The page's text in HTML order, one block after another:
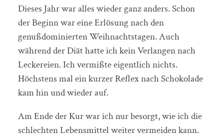
Dieses Jahr war alles wieder ganz anders. Schon
der Beginn war eine Erlösung nach den
genußdominierten Weihnachtstagen. Auch
während der Diät hatte ich kein Verlangen nach
Leckereien. Ich vermißte eigentlich nichts.
Höchstens mal ein kurzer Reflex nach Schokolade
kam hin und wieder auf.
Am Ende der Kur war ich nur besorgt, wie ich die
schlechten Lebensmittel weiter vermeiden kann.